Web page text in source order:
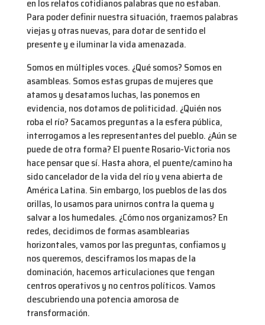
en los relatos cotidianos palabras que no estaban.
Para poder definir nuestra situación, traemos palabras
viejas y otras nuevas, para dotar de sentido el
presente y e iluminar la vida amenazada.
Somos en múltiples voces. ¿Qué somos? Somos en
asambleas. Somos estas grupas de mujeres que
atamos y desatamos luchas, las ponemos en
evidencia, nos dotamos de politicidad. ¿Quién nos
roba el río? Sacamos preguntas a la esfera pública,
interrogamos a les representantes del pueblo. ¿Aún se
puede de otra forma? El puente Rosario-Victoria nos
hace pensar que sí. Hasta ahora, el puente/camino ha
sido cancelador de la vida del río y vena abierta de
América Latina. Sin embargo, los pueblos de las dos
orillas, lo usamos para unirnos contra la quema y
salvar a los humedales. ¿Cómo nos organizamos? En
redes, decidimos de formas asamblearias
horizontales, vamos por las preguntas, confiamos y
nos queremos, desciframos los mapas de la
dominación, hacemos articulaciones que tengan
centros operativos y no centros políticos. Vamos
descubriendo una potencia amorosa de
transformación.